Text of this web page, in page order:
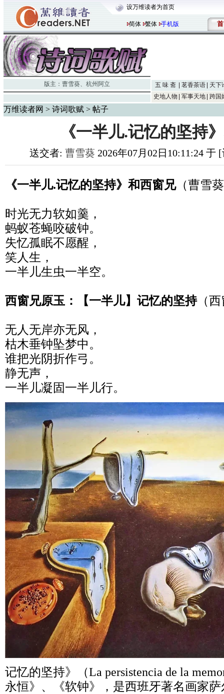
设万维读者为首页
简体 繁体 手机版 首
版主： 曹雪葵、 杭州阿立 五 味 斋 茗香茶语
天下
史地人物
军事天地 跨国
万维读者网 > 诗词歌赋 > 帖子
《一半儿.记忆的坚持
送交者: 曹雪葵 2026年07月02日10:11:24 于
《一半儿.记忆的坚持》和西窗兄（曹雪
时光无力软如羹，
蚂蚁苍蝇咬破钟。
失忆孤眠不愿醒，
笑人生，
一半儿生虫一半空。
西窗兄原玉：【一半儿】记忆的坚持（西
无人无岸亦无风，
枯木垂钟坠梦中。
谁把光阴折作弓。
静无声，
一半儿凝固一半儿行。
记忆的坚持》（La persistencia de la
永恒》、《软钟》，是西班牙著名画家